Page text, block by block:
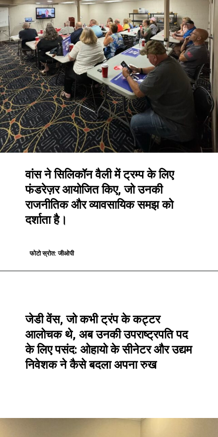
वांस ने सिलिकॉन वैली में ट्रम्प के लिए
फंडरेज़र आयोजित किए, जो उनकी
राजनीतिक और व्यावसायिक समझ को
दर्शाता है।
फोटो स्रोत: जीओपी
फोटो स्रोत: जीओपी
जेडी वेंस, जो कभी ट्रंप के कट्टर
आलोचक थे, अब उनकी उपराष्ट्रपति पद
के लिए पसंद: ओहायो के सीनेटर और उद्यम
निवेशक ने कैसे बदला अपना रुख